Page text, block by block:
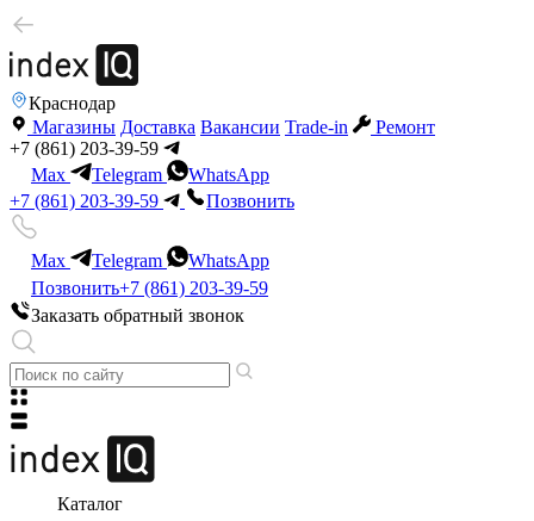
Краснодар
Магазины Доставка Вакансии Trade-in
Ремонт
+7 (861) 203-39-59
Max
Telegram
WhatsApp
+7 (861) 203-39-59
Позвонить
Max Telegram
WhatsApp
Позвонить+7 (861) 203-39-59
Заказать обратный звонок
Каталог